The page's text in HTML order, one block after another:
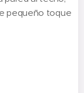
pequeño toque